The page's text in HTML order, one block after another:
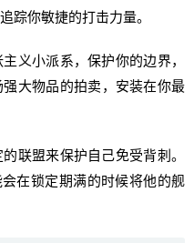
踪你敏捷的打击力量。
小派系，保护你的边界，
大物品的拍卖，安装在你最
盟来保护自己免受背刺。
在锁定期满的时候将他的舰